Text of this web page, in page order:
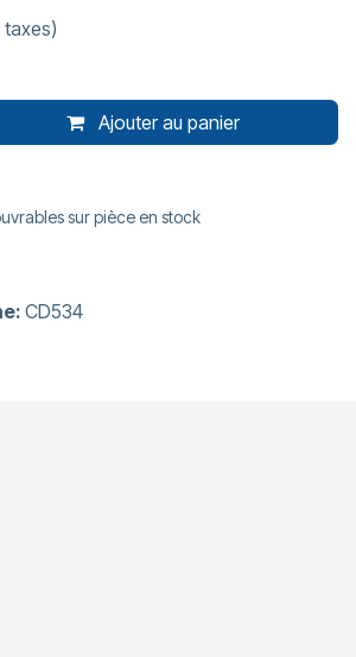
taxes)
Ajouter au panier
sur pièce en stock
CD534